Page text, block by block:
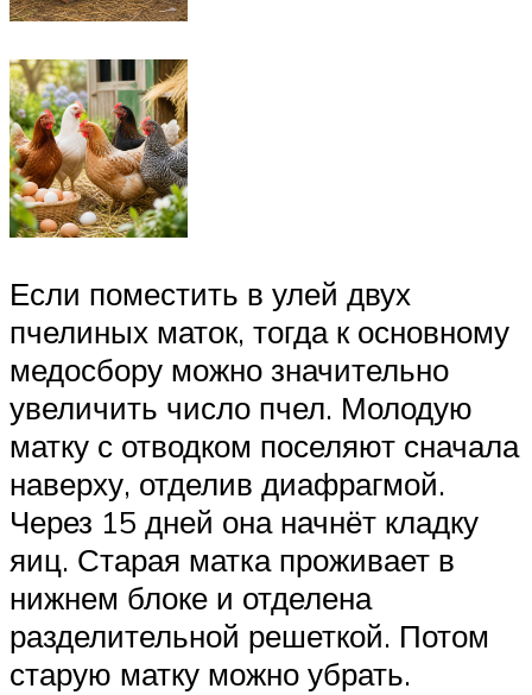
Если поместить в улей двух
пчелиных маток, тогда к основному
медосбору можно значительно
увеличить число пчел. Молодую
матку с отводком поселяют сначала
наверху, отделив диафрагмой.
Через 15 дней она начнёт кладку
яиц. Старая матка проживает в
нижнем блоке и отделена
разделительной решеткой. Потом
старую матку можно убрать.